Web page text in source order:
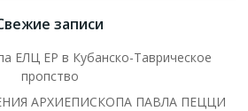
записи
ЕЛЦ ЕР в Кубанско-Таврическое
пропство
АРХИЕПИСКОПА ПАВЛА ПЕЦЦИ